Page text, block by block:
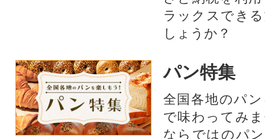
ラックスでき
しょうか？
パン特集
全国各地のパ
で味わってみ
ならではのパ